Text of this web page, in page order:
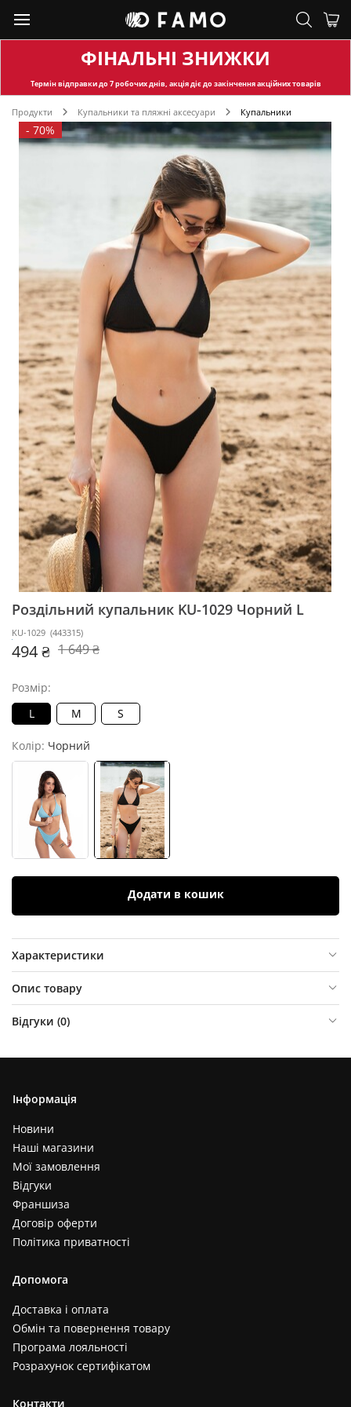
ФІНАЛЬНІ ЗНИЖКИ
Термін відправкидо 7 робочих днів, акція діє до закінчення акційних товарів
Продукти Купальники та пляжні аксесуари Купальники
- 70%
Роздільний купальник KU-1029 Чорний L
KU-1029 (443315)
494 ₴ 1 649 ₴
Розмір:
L
M S
Колір: Чорний
Додати в кошик
Характеристики
Опис товару
Відгуки (0)
Інформація
Новини
Наші магазини
Мої замовлення
Відгуки
Франшиза
Договір оферти
Політика приватності
Допомога
Доставка і оплата
Обмін та повернення товару
Програма лояльності
Розрахунок сертифікатом
Контакти